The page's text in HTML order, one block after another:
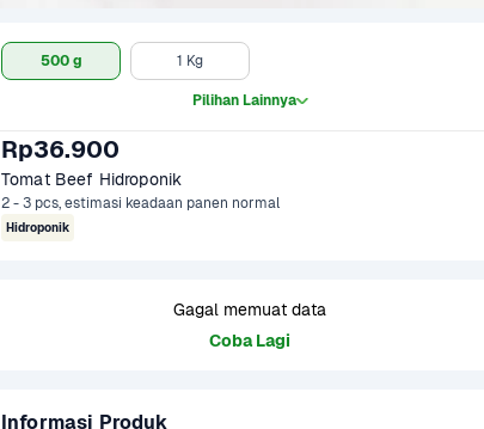
500 g 1 Kg
Pilihan Lainnya
Rp36.900
Tomat Beef Hidroponik
2 - 3 pcs, estimasi keadaan panen normal
Hidroponik
Gagal memuat data
Coba Lagi
Informasi Produk